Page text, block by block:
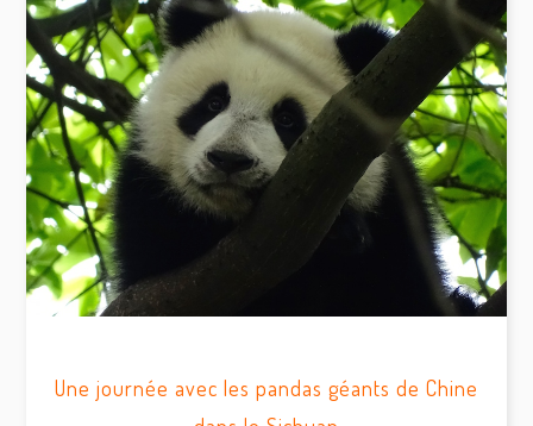
Une journée avec les pandas géants de Chine